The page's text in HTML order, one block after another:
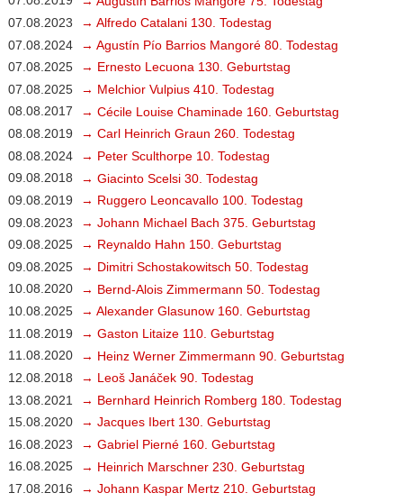
07.08.2023
→ Alfredo Catalani 130. Todestag
07.08.2024
→ Agustín Pío Barrios Mangoré 80. Todestag
07.08.2025
→ Ernesto Lecuona 130. Geburtstag
07.08.2025
→ Melchior Vulpius 410. Todestag
08.08.2017
→ Cécile Louise Chaminade 160. Geburtstag
08.08.2019
→ Carl Heinrich Graun 260. Todestag
08.08.2024
→ Peter Sculthorpe 10. Todestag
09.08.2018
→ Giacinto Scelsi 30. Todestag
09.08.2019
→ Ruggero Leoncavallo 100. Todestag
09.08.2023
→ Johann Michael Bach 375. Geburtstag
09.08.2025
→ Reynaldo Hahn 150. Geburtstag
09.08.2025
→ Dimitri Schostakowitsch 50. Todestag
10.08.2020
→ Bernd-Alois Zimmermann 50. Todestag
10.08.2025
→ Alexander Glasunow 160. Geburtstag
11.08.2019
→ Gaston Litaize 110. Geburtstag
11.08.2020
→ Heinz Werner Zimmermann 90. Geburtstag
12.08.2018
→ Leoš Janáček 90. Todestag
13.08.2021
→ Bernhard Heinrich Romberg 180. Todestag
15.08.2020
→ Jacques Ibert 130. Geburtstag
16.08.2023
→ Gabriel Pierné 160. Geburtstag
16.08.2025
→ Heinrich Marschner 230. Geburtstag
17.08.2016
→ Johann Kaspar Mertz 210. Geburtstag